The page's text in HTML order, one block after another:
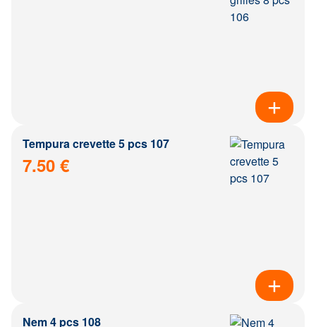
Tempura crevette 5 pcs 107
7.50 €
Nem 4 pcs 108